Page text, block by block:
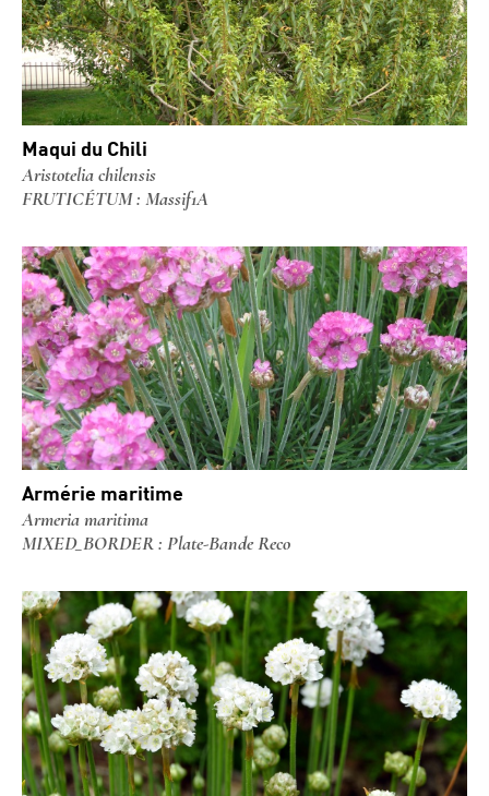
Maqui du Chili
Aristotelia chilensis
FRUTICÉTUM : Massif1A
Armérie maritime
Armeria maritima
MIXED_BORDER : Plate-Bande Reco